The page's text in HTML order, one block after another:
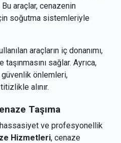
araçlar, cenazenin
soğutma sistemleriyle
araçların iç donanımı,
sağlar. Ayrıca,
güvenlik önlemleri,
alınır.
Taşıma
hassasiyet ve profesyonellik
Hizmetleri, cenaze